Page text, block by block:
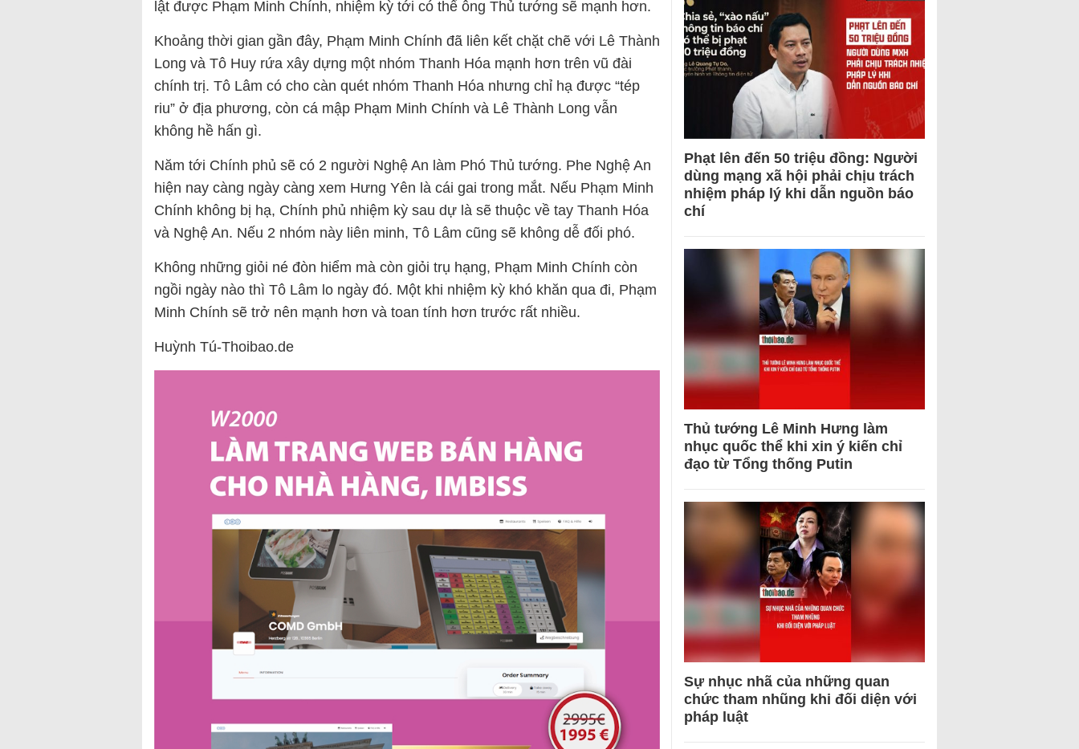
lật được Phạm Minh Chính, nhiệm kỳ tới có thể ông Thủ tướng sẽ mạnh hơn.
Khoảng thời gian gần đây, Phạm Minh Chính đã liên kết chặt chẽ với Lê Thành
Long và Tô Huy rứa xây dựng một nhóm Thanh Hóa mạnh hơn trên vũ đài
chính trị. Tô Lâm có cho càn quét nhóm Thanh Hóa nhưng chỉ hạ được “tép
riu” ở địa phương, còn cá mập Phạm Minh Chính và Lê Thành Long vẫn
không hề hấn gì.
Năm tới Chính phủ sẽ có 2 người Nghệ An làm Phó Thủ tướng. Phe Nghệ An
hiện nay càng ngày càng xem Hưng Yên là cái gai trong mắt. Nếu Phạm Minh
Chính không bị hạ, Chính phủ nhiệm kỳ sau dự là sẽ thuộc về tay Thanh Hóa
và Nghệ An. Nếu 2 nhóm này liên minh, Tô Lâm cũng sẽ không dễ đối phó.
Không những giỏi né đòn hiểm mà còn giỏi trụ hạng, Phạm Minh Chính còn
ngồi ngày nào thì Tô Lâm lo ngày đó. Một khi nhiệm kỳ khó khăn qua đi, Phạm
Minh Chính sẽ trở nên mạnh hơn và toan tính hơn trước rất nhiều.
Huỳnh Tú-Thoibao.de
Phạt lên đến 50 triệu đồng: Người
dùng mạng xã hội phải chịu trách
nhiệm pháp lý khi dẫn nguồn báo
chí
Thủ tướng Lê Minh Hưng làm
nhục quốc thể khi xin ý kiến chỉ
đạo từ Tổng thống Putin
Sự nhục nhã của những quan
chức tham nhũng khi đối diện với
pháp luật